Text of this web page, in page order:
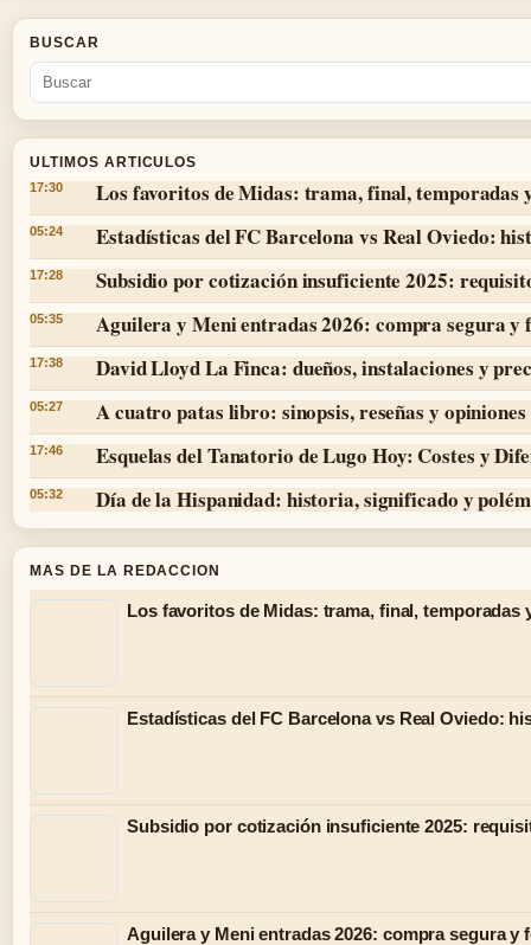
BUSCAR
ULTIMOS ARTICULOS
17:30 Los favoritos de Midas: trama, final, temporadas
05:24 Estadísticas del FC Barcelona vs Real Oviedo:
17:28 Subsidio por cotización insuficiente 2025:
05:35 Aguilera y Meni entradas 2026: compra segura y
17:38 David Lloyd La Finca: dueños, instalaciones y
05:27 A cuatro patas libro: sinopsis, reseñas y opiniones
17:46 Esquelas del Tanatorio de Lugo Hoy: Costes y
05:32 Día de la Hispanidad: historia, significado y
MAS DE LA REDACCION
Los favoritos de Midas: trama, final, temporadas
Estadísticas del FC Barcelona vs Real Oviedo:
Subsidio por cotización insuficiente 2025:
Aguilera y Meni entradas 2026: compra segura y